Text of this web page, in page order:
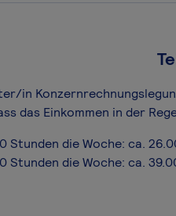
in
das Einkommen in der
Stunden die Woche: ca.
Stunden die Woche: ca.